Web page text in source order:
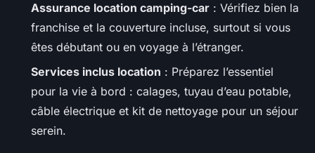
Assurance location camping-car : Vérifiez bien la
franchise et la couverture incluse, surtout si vous
êtes débutant ou en voyage à l’étranger.
Services inclus location : Préparez l’essentiel
pour la vie à bord : calages, tuyau d’eau potable,
câble électrique et kit de nettoyage pour un séjour
serein.